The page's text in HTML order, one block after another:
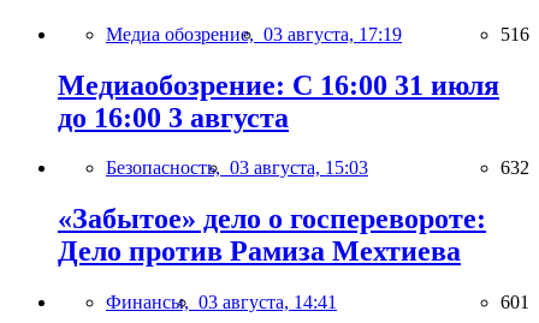
Медиа обозрение, 03 августа, 17:19 516
Медиаобозрение: С 16:00 31 июля
до 16:00 3 августа
Безопасность, 03 августа, 15:03 632
«Забытое» дело о госперевороте:
Дело против Рамиза Мехтиева
Финансы, 03 августа, 14:41 601